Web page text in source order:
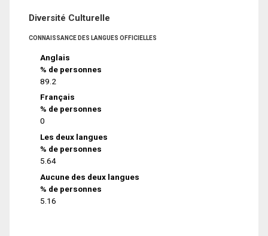
Diversité Culturelle
CONNAISSANCE DES LANGUES OFFICIELLES
Anglais
% de personnes
89.2
Français
% de personnes
0
Les deux langues
% de personnes
5.64
Aucune des deux langues
% de personnes
5.16